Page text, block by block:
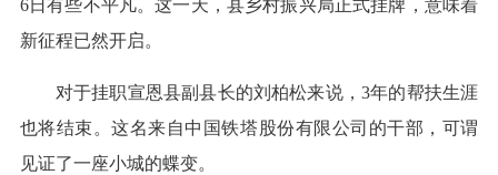
6日有些不平凡。这一天，县乡村振兴局正式挂牌，意味着
新征程已然开启。
对于挂职宣恩县副县长的刘柏松来说，3年的帮扶生涯
也将结束。这名来自中国铁塔股份有限公司的干部，可谓
见证了一座小城的蝶变。